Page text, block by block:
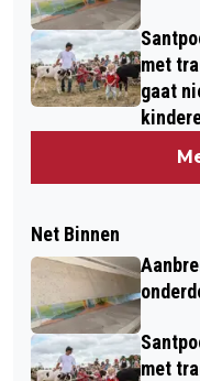
met
gaat
Net Binnen
met